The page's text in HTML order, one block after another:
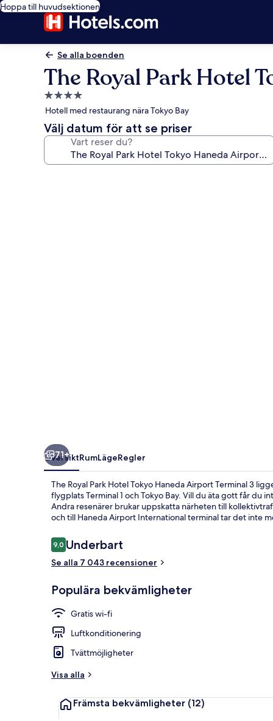
Hoppa till huvudsektionen
Se alla boenden
The Royal Park Hotel
4.0-
stjärnigt
boende
Hotell med restaurang nära Tokyo Bay
Välj datum för att se priser
Vart reser du?
71+
ÖversiktRumLägeRegler
The Royal Park Hotel Tokyo Haneda Airport Terminal 3
flygplats Terminal 1 och Tokyo Bay. Vill du äta gott får du
Andra resenärer brukar uppskatta närheten till
och till Haneda Airport International terminal tar det inte
Recensioner
9,09,0 av 10,
Underbart
Se alla 7 043 recensioner
Populära bekvämligheter
Gratis wi-fi
Luftkonditionering
Tvättmöjligheter
Visa alla
Främsta bekvämligheter (12)